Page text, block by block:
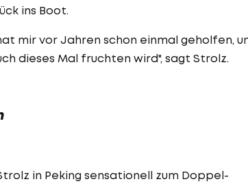
ins Boot.
mir vor Jahren schon einmal geholfen,
dieses Mal fruchten wird", sagt Strolz.
in Peking sensationell zum Doppel-